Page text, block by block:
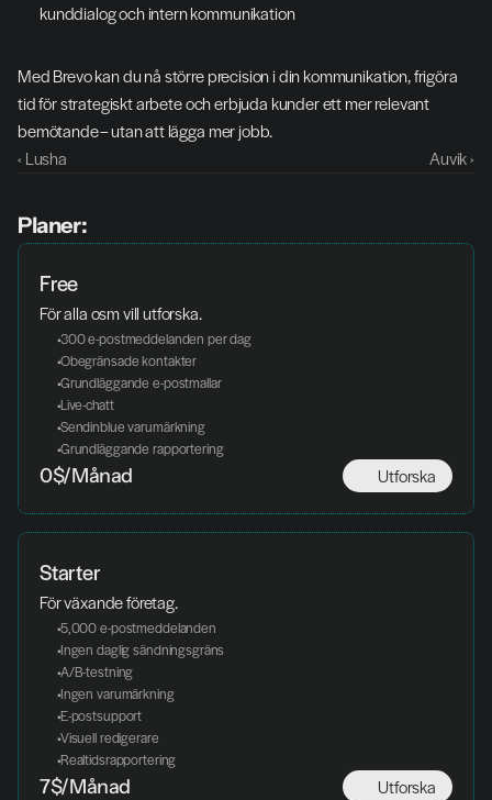
kunddialog och intern kommunikation
Med Brevo kan du nå större precision i din kommunikation, frigöra
tid för strategiskt arbete och erbjuda kunder ett mer relevant
bemötande – utan att lägga mer jobb.
‹ Lusha
Auvik ›
Planer:
Free
För alla osm vill utforska.
300 e-postmeddelanden per dag
Obegränsade kontakter
Grundläggande e-postmallar
Live-chatt
Sendinblue varumärkning
Grundläggande rapportering
Utforska
0$/Månad
Starter
För växande företag.
5,000 e-postmeddelanden
Ingen daglig sändningsgräns
A/B-testning
Ingen varumärkning
E-postsupport
Visuell redigerare
Realtidsrapportering
Utforska
7$/Månad